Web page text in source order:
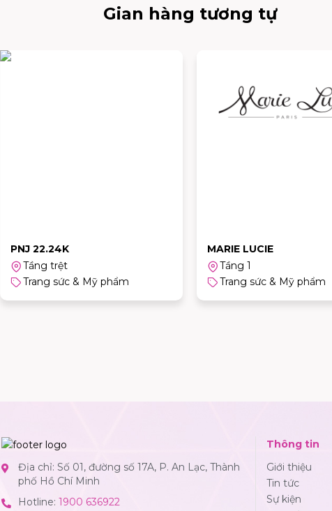
Gian hàng tương tự
PNJ 22.24K
Tầng trệt
Trang sức & Mỹ phẩm
MARIE LUCIE
Tầng 1
Trang sức & Mỹ phẩm
Địa chỉ: Số 01, đường số 17A, P. An Lạc, Thành
phố Hồ Chí Minh
Hotline: 1900 636922
Thông tin
Giới thiệu
Tin tức
Sự kiện